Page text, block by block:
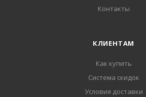
Контакты
КЛИЕНТАМ
Как купить
Система скидок
Условия доставки